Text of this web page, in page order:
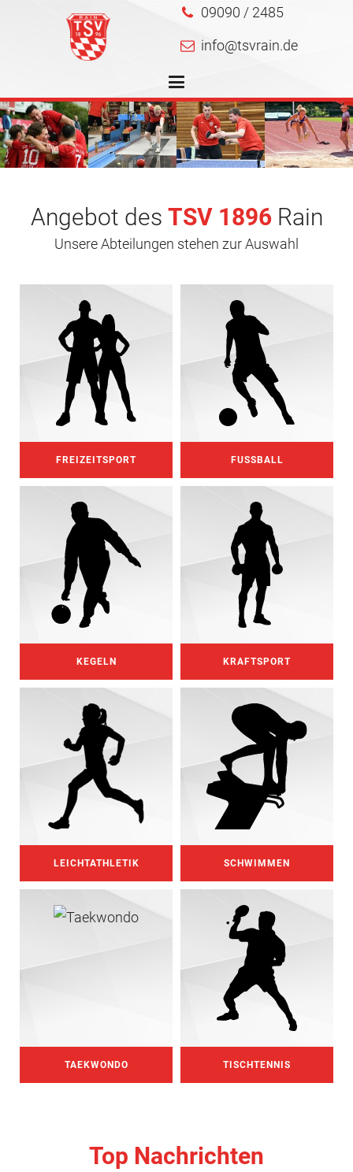
09090 / 2485
info@tsvrain.de
Angebot des TSV 1896Rain
Unsere Abteilungen stehen zur Auswahl
FREIZEITSPORT FUSSBALL
KEGELN KRAFTSPORT
LEICHTATHLETIK SCHWIMMEN
TAEKWONDO TISCHTENNIS
Top Nachrichten